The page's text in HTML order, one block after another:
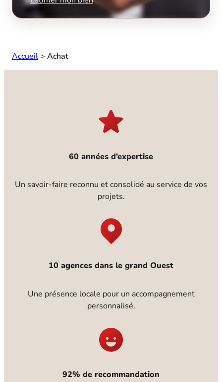
Accueil > Achat
60 années d’expertise
Un savoir-faire reconnu et consolidé au service de vos
projets.
10 agences dans le grand Ouest
Une présence locale pour un accompagnement
personnalisé.
92% de recommandation